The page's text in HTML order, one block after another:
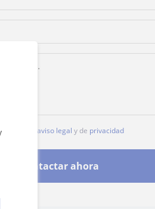
nuestro aviso legal y de privacidad
Contactar ahora